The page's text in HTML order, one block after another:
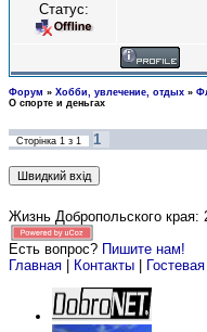
Статус:
Форум » Хобби, увлечение, отдых »
О спорте и деньгах
Сторінка 1 з 1
1
Жизнь Добропольского края:
Есть вопрос? Пишите нам!
Главная
Контакты